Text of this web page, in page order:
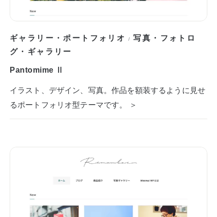
ギャラリー・ポートフォリオ /写真・フォトロ
グ・ギャラリー
Pantomime Ⅱ
イラスト、デザイン、写真。作品を額装するように見せ
るポートフォリオ型テーマです。 ＞